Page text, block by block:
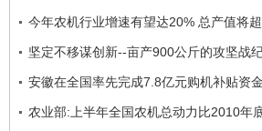
今年农机行业增速有望达20% 总产值将
坚定不移谋创新--亩产900公斤的攻坚战
安徽在全国率先完成7.8亿元购机补贴资
农业部:上半年全国农机总动力比2010年